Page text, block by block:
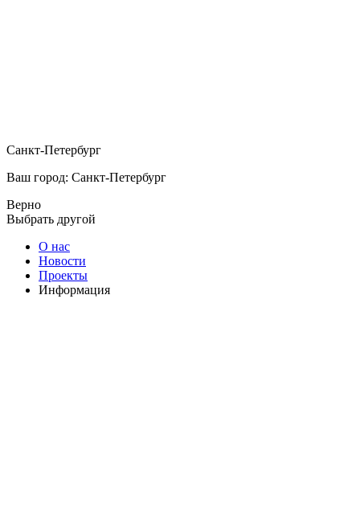
Санкт-Петербург
Ваш город: Санкт-Петербург
Верно
Выбрать другой
О нас
Новости
Проекты
Информация